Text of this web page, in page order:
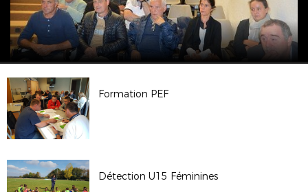
Formation PEF
Détection U15 Féminines